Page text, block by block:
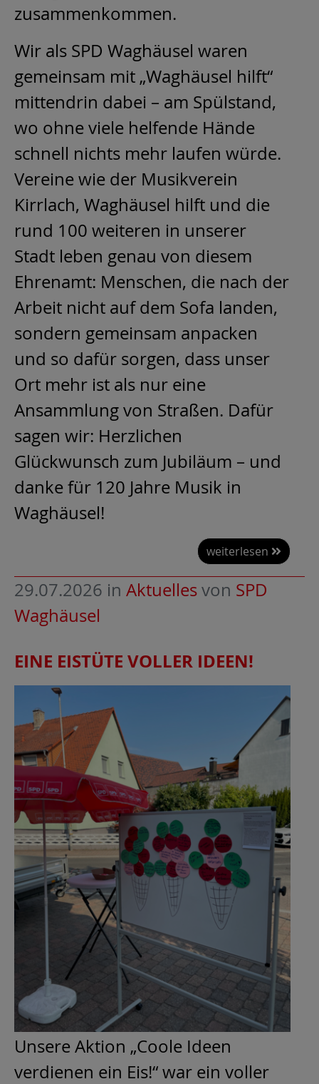
zusammenkommen.
Wir als SPD Waghäusel waren
gemeinsam mit „Waghäusel hilft“
mittendrin dabei – am Spülstand,
wo ohne viele helfende Hände
schnell nichts mehr laufen würde.
Vereine wie der Musikverein
Kirrlach, Waghäusel hilft und die
rund 100 weiteren in unserer
Stadt leben genau von diesem
Ehrenamt: Menschen, die nach der
Arbeit nicht auf dem Sofa landen,
sondern gemeinsam anpacken
und so dafür sorgen, dass unser
Ort mehr ist als nur eine
Ansammlung von Straßen. Dafür
sagen wir: Herzlichen
Glückwunsch zum Jubiläum – und
danke für 120 Jahre Musik in
Waghäusel!
weiterlesen
29.07.2026 in Aktuellesvon SPD
Waghäusel
EINE EISTÜTE VOLLER IDEEN!
Unsere Aktion „Coole Ideen
verdienen ein Eis!“ war ein voller